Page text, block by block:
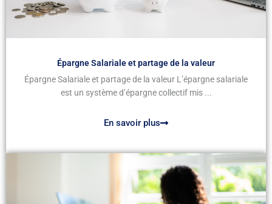
Épargne Salariale et partage de la valeur
Épargne Salariale et partage de la valeur L’épargne salariale
est un système d’épargne collectif mis ...
En savoir plus